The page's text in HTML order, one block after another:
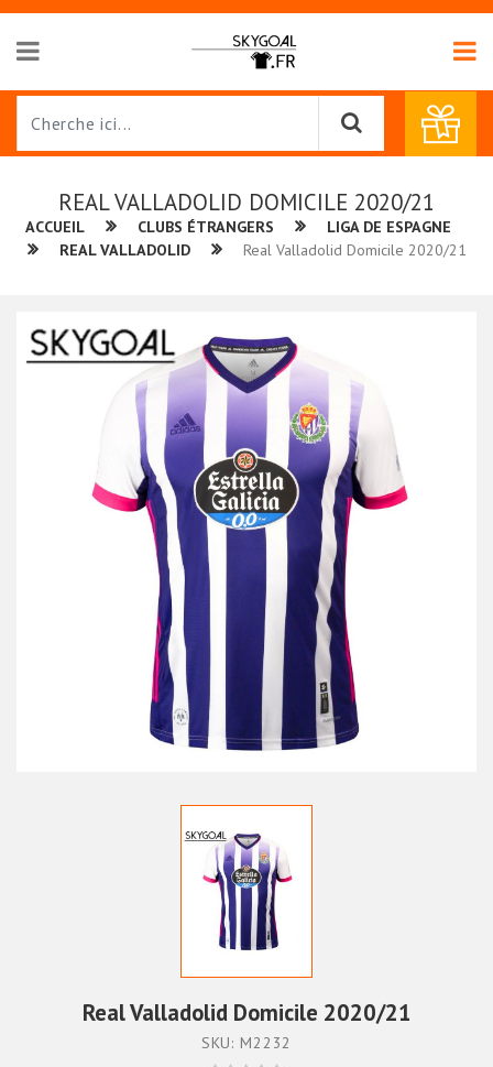
REAL VALLADOLID DOMICILE 2020/21
ACCUEIL CLUBS ÉTRANGERS
LIGA DE ESPAGNE
REAL VALLADOLID
Real Valladolid Domicile 2020/21
Real Valladolid Domicile 2020/21
SKU: M2232